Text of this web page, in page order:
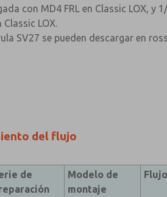
con MD4 FRL en Classic LOX, y
LOX.
SV27 se pueden descargar en
del flujo
de
Modelo de
montaje